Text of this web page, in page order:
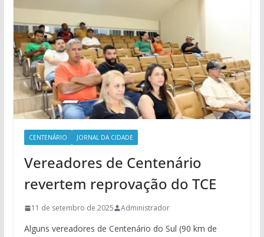
CENTENÁRIO JORNAL DA CIDADE
Vereadores de Centenário
revertem reprovação do TCE
11 de setembro de 2025 Administrador
Alguns vereadores de Centenário do Sul (90 km de